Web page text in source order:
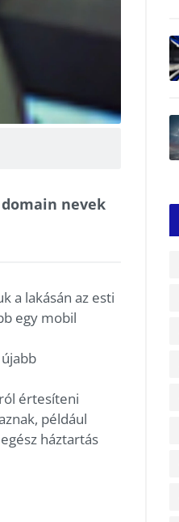
nevek
a lakásán az esti
egy mobil
értesíteni
például
háztartás